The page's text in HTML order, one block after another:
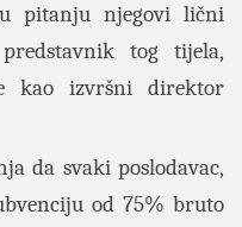
pitanju njegovi lični
tog tijela,
kao izvršni direktor
da svaki poslodavac,
od 75% bruto